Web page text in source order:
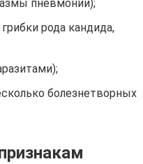
пневмонии);
рода кандида,
болезнетворных